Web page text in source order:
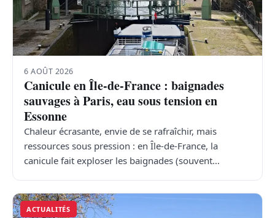
6 AOÛT 2026
Canicule en Île-de-France : baignades
sauvages à Paris, eau sous tension en
Essonne
Chaleur écrasante, envie de se rafraîchir, mais
ressources sous pression : en Île-de-France, la
canicule fait exploser les baignades (souvent…
ACTUALITÉS